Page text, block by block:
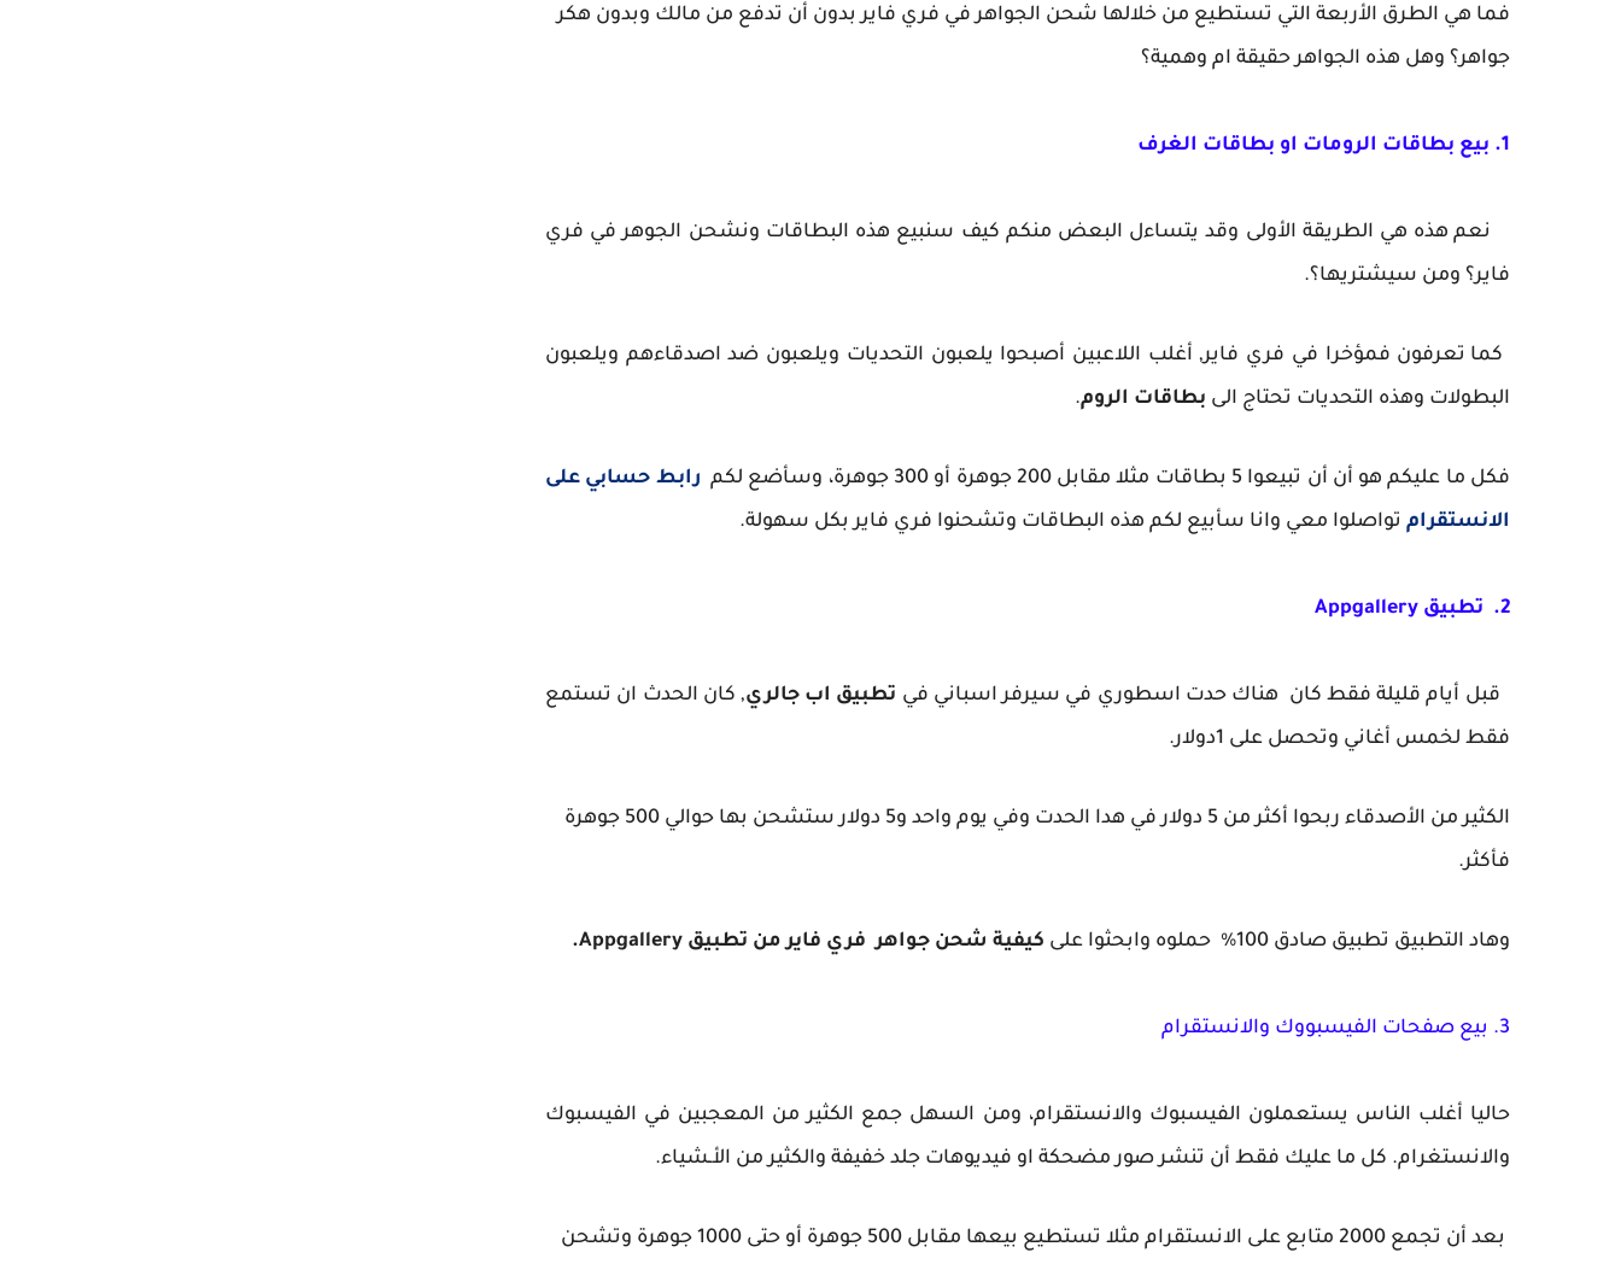
فما هي الطرق الأربعة التي تستطيع من خلالها شحن الجواهر في فري فاير بدون أن تدفع من مالك وبدون هكر
جواهر؟ وهل هذه الجواهر حقيقة ام وهمية؟
1. بيع بطاقات الرومات او بطاقات الغرف
نعم هذه هي الطريقة الأولى وقد يتساءل البعض منكم كيف سنبيع هذه البطاقات ونشحن الجوهر في فري
فاير؟ ومن سيشتريها؟.
كما تعرفون فمؤخرا في فري فاير, أغلب اللاعبين أصبحوا يلعبون التحديات ويلعبون ضد اصدقاءهم ويلعبون
البطولات وهذه التحديات تحتاج الى بطاقات الروم.
فكل ما عليكم هو أن أن تبيعوا 5 بطاقات مثلا مقابل 200 جوهرة أو 300 جوهرة، وسأضع لكم
رابط حسابي على
الانستقرام تواصلوا معي وانا سأبيع لكم هذه البطاقات وتشحنوا فري فاير بكل سهولة.
2. تطبيق Appgallery
قبل أيام قليلة فقط كان هناك حدت اسطوري في سيرفر اسباني في تطبيق اب جالري, كان الحدث ان تستمع
فقط لخمس أغاني وتحصل على 1دولار.
الكثير من الأصدقاء ربحوا أكثر من 5 دولار في هدا الحدت وفي يوم واحد و5 دولار ستشحن بها حوالي 500 جوهرة
فأكثر.
وهاد التطبيق تطبيق صادق 100% حملوه وابحثوا على كيفية شحن جواهر فري فاير من تطبيق Appgallery.
3. بيع صفحات الفيسبووك والانستقرام
حاليا أغلب الناس يستعملون الفيسبوك والانستقرام، ومن السهل جمع الكثير من المعجبين في الفيسبوك
والانستغرام. كل ما عليك فقط أن تنشر صور مضحكة او فيديوهات جلد خفيفة والكثير من الأـشياء.
بعد أن تجمع 2000 متابع على الانستقرام مثلا تستطيع بيعها مقابل 500 جوهرة أو حتى 1000 جوهرة وتشحن